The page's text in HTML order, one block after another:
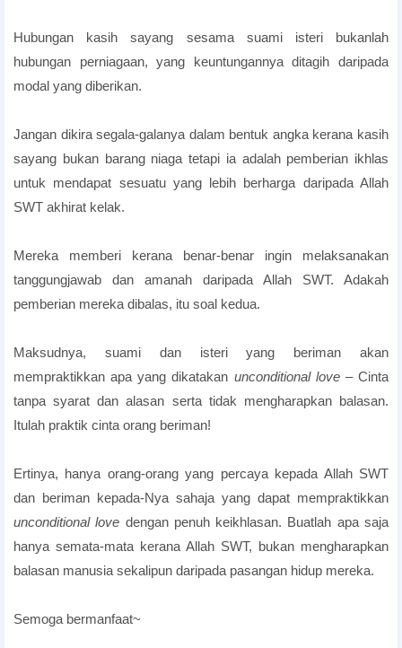
Hubungan kasih sayang sesama suami isteri bukanlah
hubungan perniagaan, yang keuntungannya ditagih daripada
modal yang diberikan.
Jangan dikira segala-galanya dalam bentuk angka kerana kasih
sayang bukan barang niaga tetapi ia adalah pemberian ikhlas
untuk mendapat sesuatu yang lebih berharga daripada Allah
SWT akhirat kelak.
Mereka memberi kerana benar-benar ingin melaksanakan
tanggungjawab dan amanah daripada Allah SWT. Adakah
pemberian mereka dibalas, itu soal kedua.
Maksudnya, suami dan isteri yang beriman akan
mempraktikkan apa yang dikatakan unconditional love– Cinta
tanpa syarat dan alasan serta tidak mengharapkan balasan.
Itulah praktik cinta orang beriman!
Ertinya, hanya orang-orang yang percaya kepada Allah SWT
dan beriman kepada-Nya sahaja yang dapat mempraktikkan
unconditional love dengan penuh keikhlasan. Buatlah apa saja
hanya semata-mata kerana Allah SWT, bukan mengharapkan
balasan manusia sekalipun daripada pasangan hidup mereka.
Semoga bermanfaat~